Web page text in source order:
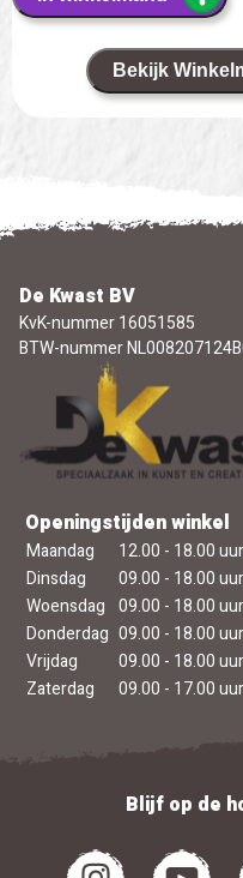
Bekijk
De Kwast BV
KvK-nummer 16051585
BTW-nummer
Openingstijden winkel
Maandag
12.00 - 18.00 uur
Dinsdag
09.00 - 18.00 uur
Woensdag 09.00 - 18.00 uur
Donderdag 09.00 - 18.00 uur
Vrijdag
09.00 - 18.00 uur
Zaterdag
09.00 - 17.00 uur
Blijf op de